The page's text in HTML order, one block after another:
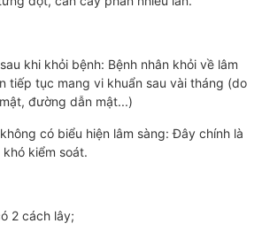
khi khỏi bệnh: Bệnh nhân khỏi về lâm
tiếp tục mang vi khuẩn sau vài tháng (do
đường dẫn mật...)
có biểu hiện lâm sàng: Đây chính là
kiểm soát.
2 cách lây;